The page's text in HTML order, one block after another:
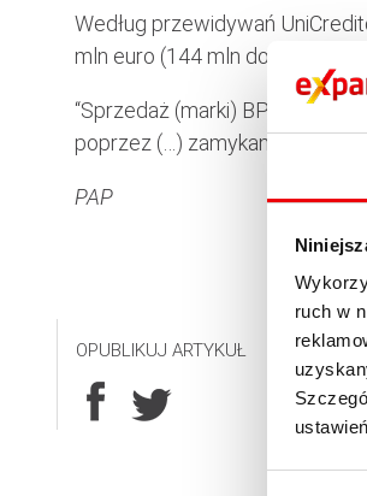
ruch w
Według przewidywań
mln euro (144 mln dolarów).
“Sprzedaż (marki) BPH i
poprzez (…) zamykanie
PAP
OPUBLIKUJ ARTYKUŁ